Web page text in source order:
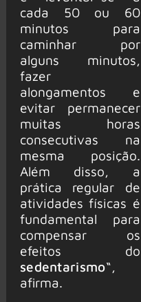
cada 50 ou 60
minutos para
caminhar por
alguns minutos,
fazer
alongamentos e
evitar permanecer
muitas horas
consecutivas na
mesma posição.
Além disso, a
prática regular de
atividades físicas é
fundamental para
compensar os
efeitos do
sedentarismo“,
afirma.